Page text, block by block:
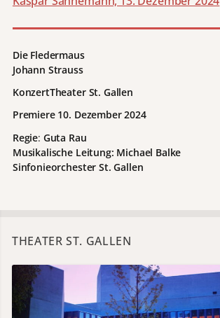
Die Fledermaus
Johann Strauss
KonzertTheater St. Gallen
Premiere 10. Dezember 2024
Regie: Guta Rau
Musikalische Leitung: Michael Balke
Sinfonieorchester St. Gallen
THEATER ST. GALLEN